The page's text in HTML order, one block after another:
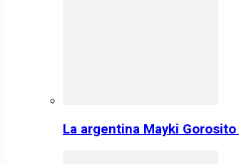
La argentina Mayki